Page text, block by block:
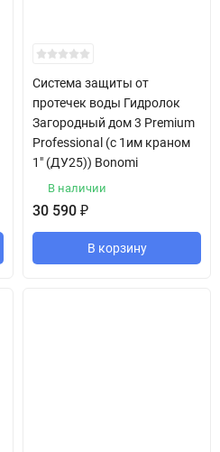
Система защиты от
протечек воды Гидролок
Загородный дом 3 Premium
Professional (с 1им краном
1" (ДУ25)) Bonomi
В наличии
30 590 ₽
В корзину